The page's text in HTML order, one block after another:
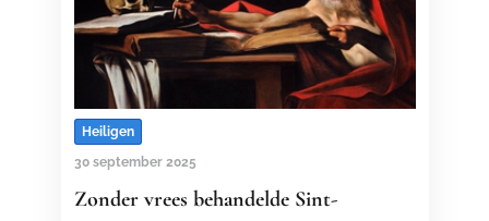
Heiligen
30 september 2025
Zonder vrees behandelde Sint-